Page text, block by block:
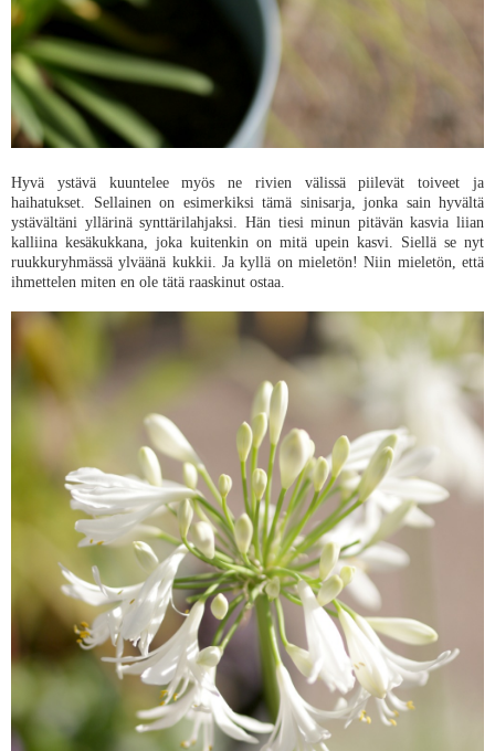
Hyvä ystävä kuuntelee myös ne rivien välissä piilevät toiveet ja
haihatukset. Sellainen on esimerkiksi tämä sinisarja, jonka sain hyvältä
ystävältäni yllärinä synttärilahjaksi. Hän tiesi minun pitävän kasvia liian
kalliina kesäkukkana, joka kuitenkin on mitä upein kasvi. Siellä se nyt
ruukkuryhmässä ylväänä kukkii. Ja kyllä on mieletön! Niin mieletön, että
ihmettelen miten en ole tätä raaskinut ostaa.